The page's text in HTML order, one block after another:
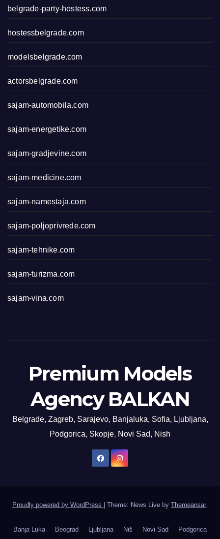
belgrade-party-hostess.com
hostessbelgrade.com
modelsbelgrade.com
actorsbelgrade.com
sajam-automobila.com
sajam-energetike.com
sajam-gradjevine.com
sajam-medicine.com
sajam-namestaja.com
sajam-poljoprivrede.com
sajam-tehnike.com
sajam-turizma.com
sajam-vina.com
Premium Models
Agency BALKAN
Belgrade, Zagreb, Sarajevo, Banjaluka, Sofia, Ljubljana,
Podgorica, Skopje, Novi Sad, Nish
Proudly powered by WordPress Theme: News Live by Themeansar.
Banja Luka Beograd Ljubljana Niš Novi Sad Podgorica